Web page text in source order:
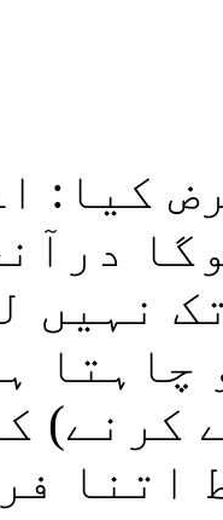
کیا:
نہیں
کرنے)
اتنا